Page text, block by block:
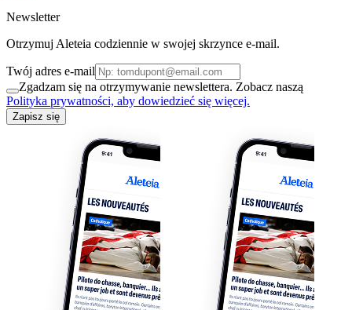
Newsletter
Otrzymuj Aleteia codziennie w swojej skrzynce e-mail.
Twój adres e-mail
Zgadzam się na otrzymywanie newslettera. Zobacz naszą
Polityka prywatności, aby dowiedzieć się więcej.
Zapisz się